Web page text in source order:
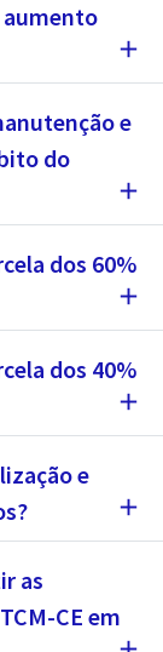
aumento
add
add
dos 60%
add
dos 40%
add
e
add